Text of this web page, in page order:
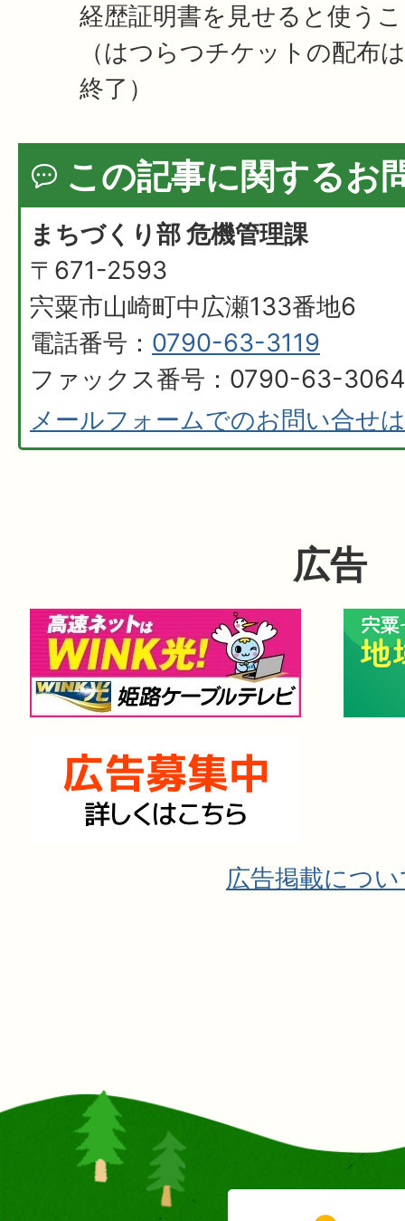
経歴証明書を見せると使う
（はつらつチケットの配布
終了）
この記事に関するお
まちづくり部 危機管理課
〒671-2593
宍粟市山崎町中広瀬133番地6
電話番号： 0790-63-3119
ファックス番号：0790-63-3064
メールフォームでのお問い合せ
広告
広告掲載につ